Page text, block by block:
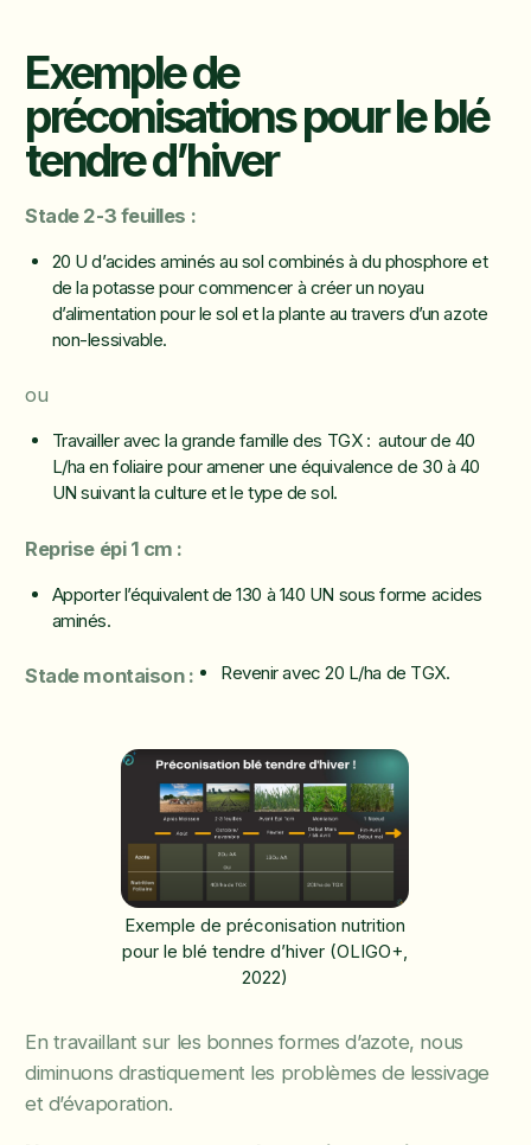
Exemple de
préconisations pour le blé
tendre d’hiver
Stade 2-3 feuilles :
20 U d’acides aminés au sol combinés à du phosphore et
de la potasse pour commencer à créer un noyau
d’alimentation pour le sol et la plante au travers d’un azote
non-lessivable.
ou
Travailler avec la grande famille des TGX : autour de 40
L/ha en foliaire pour amener une équivalence de 30 à 40
UN suivant la culture et le type de sol.
Reprise épi 1 cm :
Apporter l’équivalent de 130 à 140 UN sous forme acides
aminés.
Stade montaison : Revenir avec 20 L/ha de TGX.
Exemple de préconisation nutrition
pour le blé tendre d’hiver (OLIGO+,
2022)
En travaillant sur les bonnes formes d’azote, nous
diminuons drastiquement les problèmes de lessivage
et d’évaporation.